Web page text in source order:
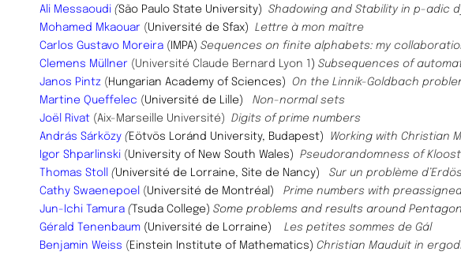
Ali Messaoudi (São Paulo State University) Shadowing and Stability in p-adic
Mohamed Mkaouar ( Université de Sfax)
Lettre à mon maître
Carlos Gustavo Moreira ( IMPA) Sequences on finite alphabets: my
Clemens Müllner (Université Claude Bernard Lyon 1 ) Subsequences of
Janos Pintz ( Hungarian Academy of Sciences)
On the Linnik-Goldbach
Martine Queffelec ( Université de Lille)
Non-normal sets
Joël Rivat (Aix-Marseille Université)
Digits of prime numbers
András Sárközy (Eötvös Loránd University, Budapest) Working with Christian
Igor Shparlinski ( University of New South Wales)
Pseudorandomness of
Thomas Stoll
(Université de Lorraine, Site de Nancy) Sur un problème
Cathy Swaenepoel
​( Université de Montréal) Prime numbers with
Jun-Ichi Tamura ( Tsuda College) Some problems and results around
Gérald Tenenbaum (Université de Lorraine) Les petites sommes de Gál
Benjamin Weiss ( Einstein Institute of Mathematics) Christian Mauduit in